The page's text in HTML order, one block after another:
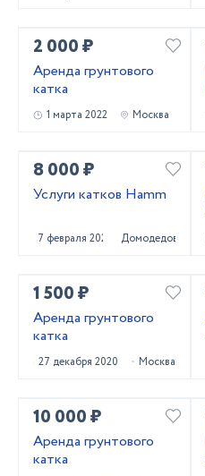
2 000 ₽
Аренда грунтового
катка
1 марта 2022 Москва
8 000 ₽
Услуги катков Hamm
7 февраля 2022 Домодедово
1 500 ₽
Аренда грунтового
катка
27 декабря 2020 Москва
10 000 ₽
Аренда грунтового
катка